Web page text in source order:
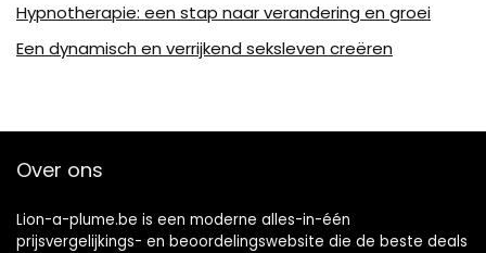
Hypnotherapie: een stap naar verandering en groei
Een dynamisch en verrijkend seksleven creëren
Over ons
Lion-a-plume.be is een moderne alles-in-één
prijsvergelijkings- en beoordelingswebsite die de beste deals